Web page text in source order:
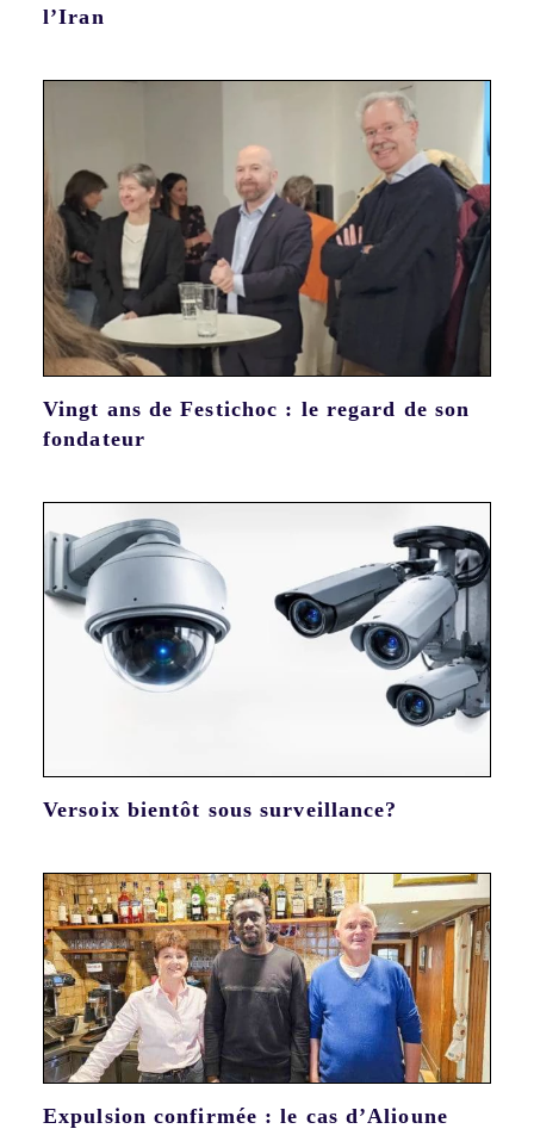
l’Iran
Vingt ans de Festichoc : le regard de son
fondateur
Versoix bientôt sous surveillance?
Expulsion confirmée : le cas d’Alioune